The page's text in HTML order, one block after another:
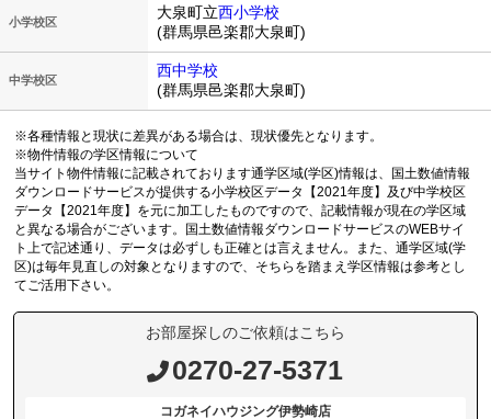
小学校区
大泉町立西小学校
(群馬県邑楽郡大泉町)
中学校区
西中学校
(群馬県邑楽郡大泉町)
※各種情報と現状に差異がある場合は、現状優先となります。
※物件情報の学区情報について
当サイト物件情報に記載されております通学区域(学区)情報は、国土数値情報
ダウンロードサービスが提供する小学校区データ【2021年度】及び中学校区
データ【2021年度】を元に加工したものですので、記載情報が現在の学区域
と異なる場合がございます。国土数値情報ダウンロードサービスのWEBサイ
ト上で記述通り、データは必ずしも正確とは言えません。また、通学区域(学
区)は毎年見直しの対象となりますので、そちらを踏まえ学区情報は参考とし
てご活用下さい。
お部屋探しのご依頼はこちら
0270-27-5371
コガネイハウジング伊勢崎店